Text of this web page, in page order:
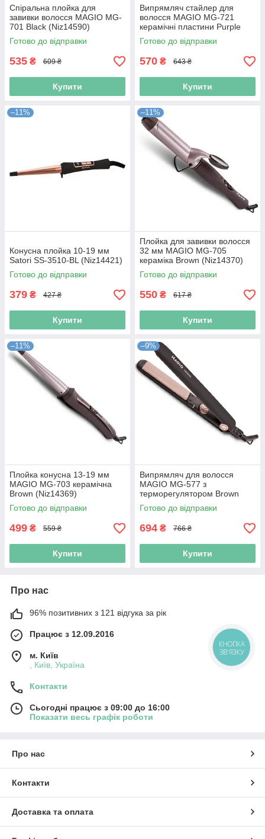
Спіральна плойка для
завивки волосся MAGIO МG-
701 Black (Niz14590)
Готово до відправки
535 ₴ 609 ₴
Купити
Випрямляч стайлер для
волосся MAGIO МG-721
керамічні пластини Purple
(Niz14366)
Готово до відправки
570 ₴ 643 ₴
Купити
–11%
Конусна плойка 10-19 мм
Satori SS-3510-BL (Niz14421)
Готово до відправки
379 ₴ 427 ₴
Купити
–11%
Плойка для завивки волосся
32 мм MAGIO МG-705
кераміка Brown (Niz14370)
Готово до відправки
550 ₴ 617 ₴
Купити
–11%
Плойка конусна 13-19 мм
MAGIO МG-703 керамічна
Brown (Niz14369)
Готово до відправки
499 ₴ 559 ₴
Купити
–9%
Випрямляч для волосся
MAGIO МG-577 з
терморегулятором Brown
(Niz14246)
Готово до відправки
694 ₴ 766 ₴
Купити
Про нас
96% позитивних з 121 відгука за рік
Працює з 12.09.2016
м. Київ
, Київ, Україна
Контакти
Сьогодні працює з 09:00 до 16:00
Показати весь графік роботи
Про нас
Контакти
Доставка та оплата
КНОПКА
ЗВ'ЯЗКУ